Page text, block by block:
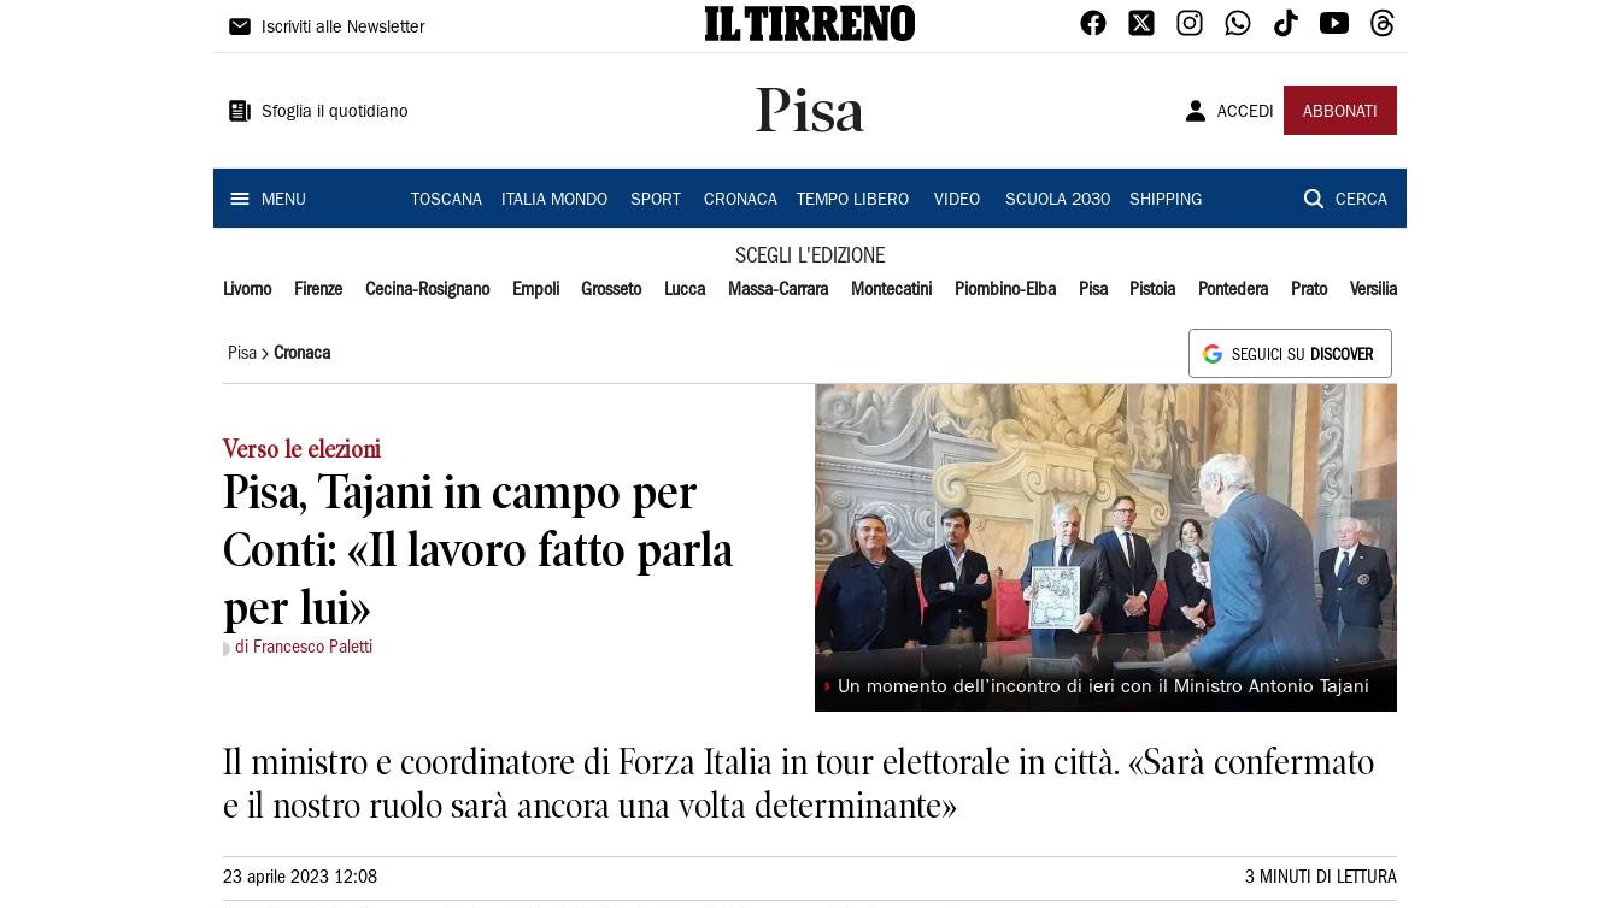
Il
Iscriviti alle Newsletter
Sfoglia il quotidiano Pisa ACCEDI ABBONATI
MENU TOSCANA ITALIA MONDO SPORT CRONACA TEMPO LIBERO VIDEO SCUOLA 2030 SHIPPING CERCA
SCEGLI L'EDIZIONE
Livorno Firenze Cecina-Rosignano Empoli Grosseto Lucca Massa-Carrara Montecatini Piombino-Elba Pisa Pistoia Pontedera Prato Versilia
Pisa Cronaca SEGUICI SU DISCOVER
Verso le elezioni
Pisa, Tajani in campo per
Conti: «Il lavoro fatto parla
per lui»
di Francesco Paletti
◗ Un momento dell’incontro di ieri con il Ministro Antonio Tajani
Il ministro e coordinatore di Forza Italia in tour elettorale in città. «Sarà confermato
e il nostro ruolo sarà ancora una volta determinante»
23 aprile 2023 12:08 3 MINUTI DI LETTURA